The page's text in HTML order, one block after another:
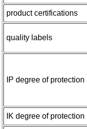
product certifications
quality labels
IP degree of protection
IK degree of protection